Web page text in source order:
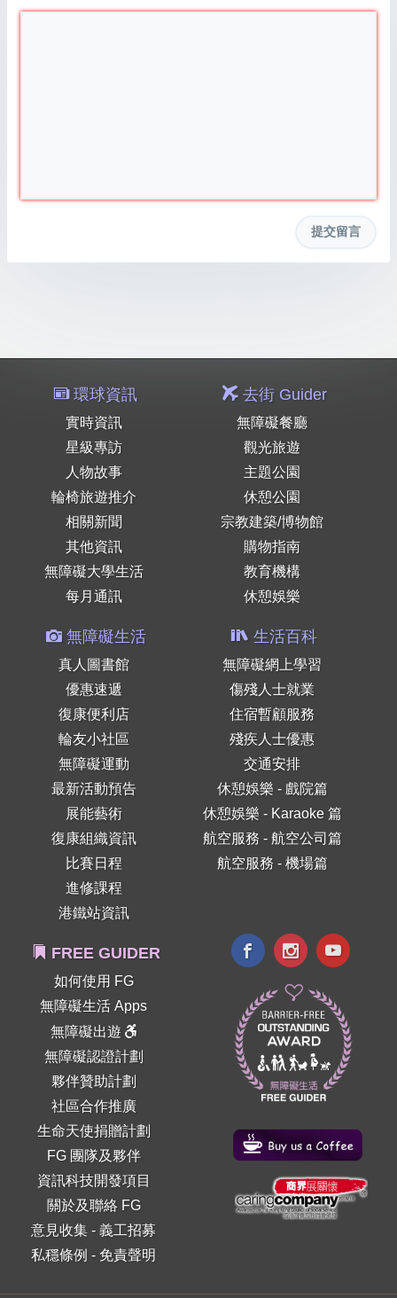
環球資訊
實時資訊
星級專訪
人物故事
輪椅旅遊推介
相關新聞
其他資訊
無障礙大學生活
每月通訊
去街 Guider
無障礙餐廳
觀光旅遊
主題公園
休憩公園
宗教建築/博物館
購物指南
教育機構
休憩娛樂
無障礙生活
真人圖書館
優惠速遞
復康便利店
輪友小社區
無障礙運動
最新活動預告
展能藝術
復康組織資訊
比賽日程
進修課程
港鐵站資訊
生活百科
無障礙網上學習
傷殘人士就業
住宿暫顧服務
殘疾人士優惠
交通安排
休憩娛樂 - 戲院篇
休憩娛樂 - Karaoke 篇
航空服務 - 航空公司篇
航空服務 - 機場篇
FREE GUIDER
如何使用 FG
無障礙生活 Apps
無障礙出遊
無障礙認證計劃
夥伴贊助計劃
社區合作推廣
生命天使捐贈計劃
FG 團隊及夥伴
資訊科技開發項目
關於及聯絡 FG
意見收集 -義工招募
私穩條例 - 免責聲明